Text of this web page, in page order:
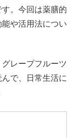
。今回は薬膳的
や活用法につい
レープフルーツ
で、日常生活に